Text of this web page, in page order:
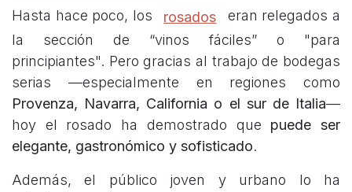
Hasta hace poco, los rosados
eran relegados a
la sección de “vinos fáciles” o "para
principiantes". Pero gracias al trabajo de bodegas
serias —especialmente en regiones como
Provenza, Navarra, California o el sur de Italia—
hoy el rosado ha demostrado que puede ser
elegante, gastronómico y sofisticado.
Además, el público joven y urbano lo ha